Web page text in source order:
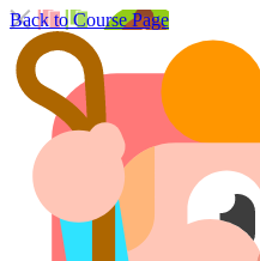
Back to Course Page